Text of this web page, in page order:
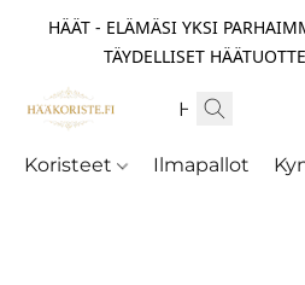
HÄÄT - ELÄMÄSI YKSI
TÄYDELLISET
Koristeet Ilmapallot